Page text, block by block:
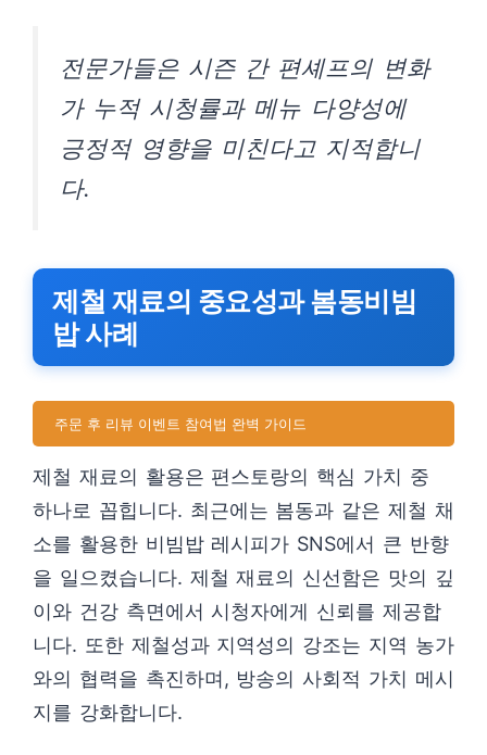
전문가들은 시즌 간 편셰프의 변화
가 누적 시청률과 메뉴 다양성에
긍정적 영향을 미친다고 지적합니
다.
제철 재료의 중요성과 봄동비빔
밥 사례
주문 후 리뷰 이벤트 참여법 완벽 가이드
제철 재료의 활용은 편스토랑의 핵심 가치 중
하나로 꼽힙니다. 최근에는 봄동과 같은 제철 채
소를 활용한 비빔밥 레시피가 SNS에서 큰 반향
을 일으켰습니다. 제철 재료의 신선함은 맛의 깊
이와 건강 측면에서 시청자에게 신뢰를 제공합
니다. 또한 제철성과 지역성의 강조는 지역 농가
와의 협력을 촉진하며, 방송의 사회적 가치 메시
지를 강화합니다.